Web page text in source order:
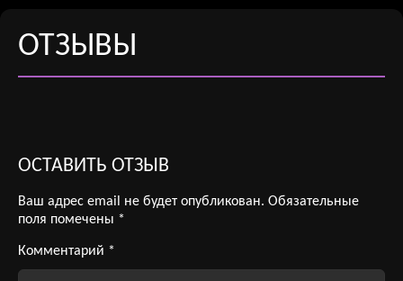
ОТЗЫВЫ
ОСТАВИТЬ ОТЗЫВ
Ваш адрес email не будет опубликован. Обязательные
поля помечены *
Комментарий *